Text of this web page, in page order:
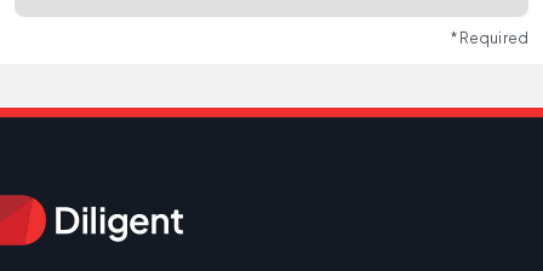
* Required